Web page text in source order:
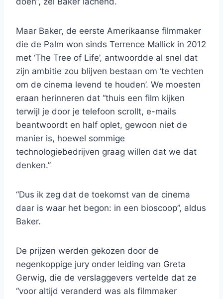
Maar Baker, de eerste Amerikaanse filmmaker
die de Palm won sinds Terrence Mallick in 2012
met ‘The Tree of Life’, antwoordde al snel dat
zijn ambitie zou blijven bestaan ​​om ‘te vechten
om de cinema levend te houden’. We moesten
eraan herinneren dat “thuis een film kijken
terwijl je door je telefoon scrollt, e-mails
beantwoordt en half oplet, gewoon niet de
manier is, hoewel sommige
technologiebedrijven graag willen dat we dat
denken.”
“Dus ik zeg dat de toekomst van de cinema
daar is waar het begon: in een bioscoop”, aldus
Baker.
De prijzen werden gekozen door de
negenkoppige jury onder leiding van Greta
Gerwig, die de verslaggevers vertelde dat ze
“voor altijd veranderd was als filmmaker